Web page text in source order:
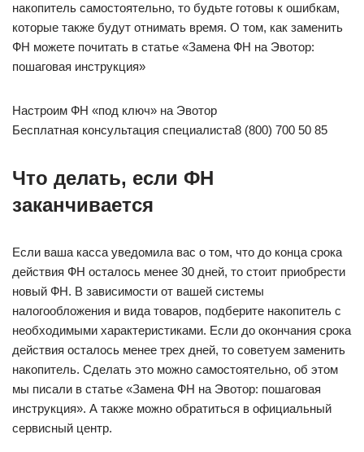
накопитель самостоятельно, то будьте готовы к ошибкам,
которые также будут отнимать время. О том, как заменить
ФН можете почитать в статье «Замена ФН на Эвотор:
пошаговая инструкция»
Настроим ФН «под ключ» на Эвотор
Бесплатная консультация специалиста8 (800) 700 50 85
Что делать, если ФН
заканчивается
Если ваша касса уведомила вас о том, что до конца срока
действия ФН осталось менее 30 дней, то стоит приобрести
новый ФН. В зависимости от вашей системы
налогообложения и вида товаров, подберите накопитель с
необходимыми характеристиками. Если до окончания срока
действия осталось менее трех дней, то советуем заменить
накопитель. Сделать это можно самостоятельно, об этом
мы писали в статье «Замена ФН на Эвотор: пошаговая
инструкция». А также можно обратиться в официальный
сервисный центр.